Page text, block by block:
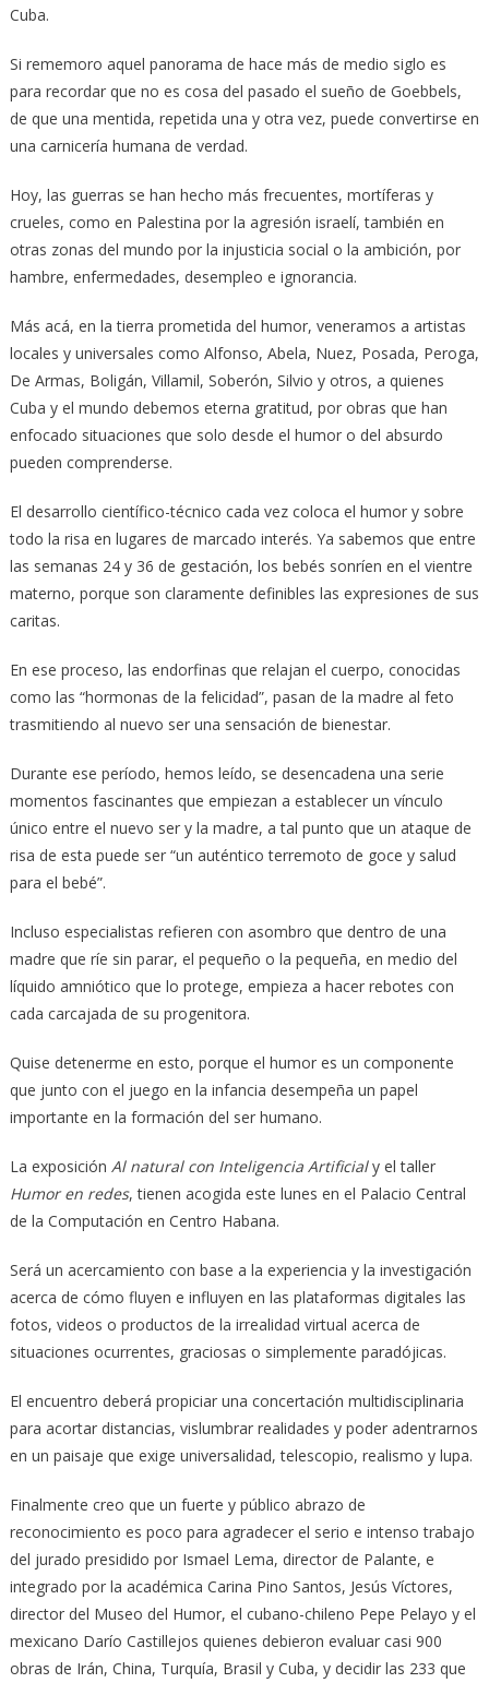
Cuba.
Si rememoro aquel panorama de hace más de medio siglo es
para recordar que no es cosa del pasado el sueño de Goebbels,
de que una mentida, repetida una y otra vez, puede convertirse en
una carnicería humana de verdad.
Hoy, las guerras se han hecho más frecuentes, mortíferas y
crueles, como en Palestina por la agresión israelí, también en
otras zonas del mundo por la injusticia social o la ambición, por
hambre, enfermedades, desempleo e ignorancia.
Más acá, en la tierra prometida del humor, veneramos a artistas
locales y universales como Alfonso, Abela, Nuez, Posada, Peroga,
De Armas, Boligán, Villamil, Soberón, Silvio y otros, a quienes
Cuba y el mundo debemos eterna gratitud, por obras que han
enfocado situaciones que solo desde el humor o del absurdo
pueden comprenderse.
El desarrollo científico-técnico cada vez coloca el humor y sobre
todo la risa en lugares de marcado interés. Ya sabemos que entre
las semanas 24 y 36 de gestación, los bebés sonríen en el vientre
materno, porque son claramente definibles las expresiones de sus
caritas.
En ese proceso, las endorfinas que relajan el cuerpo, conocidas
como las “hormonas de la felicidad”, pasan de la madre al feto
trasmitiendo al nuevo ser una sensación de bienestar.
Durante ese período, hemos leído, se desencadena una serie
momentos fascinantes que empiezan a establecer un vínculo
único entre el nuevo ser y la madre, a tal punto que un ataque de
risa de esta puede ser “un auténtico terremoto de goce y salud
para el bebé”.
Incluso especialistas refieren con asombro que dentro de una
madre que ríe sin parar, el pequeño o la pequeña, en medio del
líquido amniótico que lo protege, empieza a hacer rebotes con
cada carcajada de su progenitora.
Quise detenerme en esto, porque el humor es un componente
que junto con el juego en la infancia desempeña un papel
importante en la formación del ser humano.
La exposición Al natural con Inteligencia Artificialy el taller
Humor en redes, tienen acogida este lunes en el Palacio Central
de la Computación en Centro Habana.
Será un acercamiento con base a la experiencia y la investigación
acerca de cómo fluyen e influyen en las plataformas digitales las
fotos, videos o productos de la irrealidad virtual acerca de
situaciones ocurrentes, graciosas o simplemente paradójicas.
El encuentro deberá propiciar una concertación multidisciplinaria
para acortar distancias, vislumbrar realidades y poder adentrarnos
en un paisaje que exige universalidad, telescopio, realismo y lupa.
Finalmente creo que un fuerte y público abrazo de
reconocimiento es poco para agradecer el serio e intenso trabajo
del jurado presidido por Ismael Lema, director de Palante, e
integrado por la académica Carina Pino Santos, Jesús Víctores,
director del Museo del Humor, el cubano-chileno Pepe Pelayo y el
mexicano Darío Castillejos quienes debieron evaluar casi 900
obras de Irán, China, Turquía, Brasil y Cuba, y decidir las 233 que